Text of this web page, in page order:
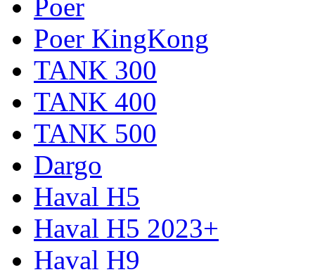
Poer
Poer KingKong
TANK 300
TANK 400
TANK 500
Dargo
Haval H5
Haval H5 2023+
Haval H9